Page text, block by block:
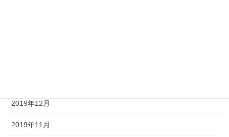
2019年12月
2019年11月